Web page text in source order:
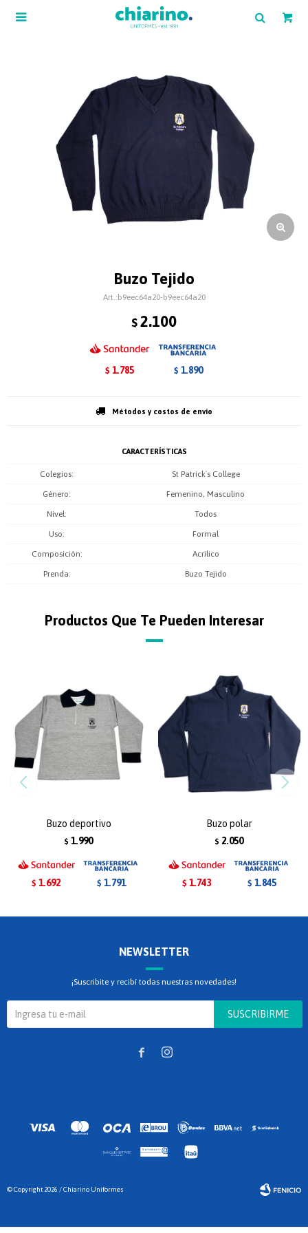

Buzo Tejido
b9eec64a20-b9eec64a20
$ 2.100
$ 1.785 $ 1.890
Métodos y costos de envío
CARACTERÍSTICAS
Colegios St Patrick´s College
Género Femenino, Masculino
Nivel Todos
Uso Formal
Composición Acrilico
Prenda Buzo Tejido
Productos Que Te Pueden Interesar
Buzo deportivo
$ 1.990
$ 1.692 $ 1.791
Buzo polar
$ 2.050
$ 1.743 $ 1.845
NEWSLETTER
¡Suscribite y recibí todas nuestras novedades!
SUSCRIBIRME
 
© Copyright 2026 / Chiarino Uniformes